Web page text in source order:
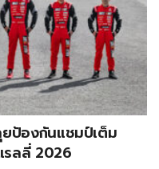
ป้องกันแชมป์เต็ม
รลลี่ 2026